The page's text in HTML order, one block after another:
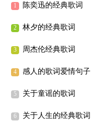
陈奕迅的经典歌词
林夕的经典歌词
周杰伦经典歌词
感人的歌词爱情句子
关于童谣的歌词
关于人生的经典歌词